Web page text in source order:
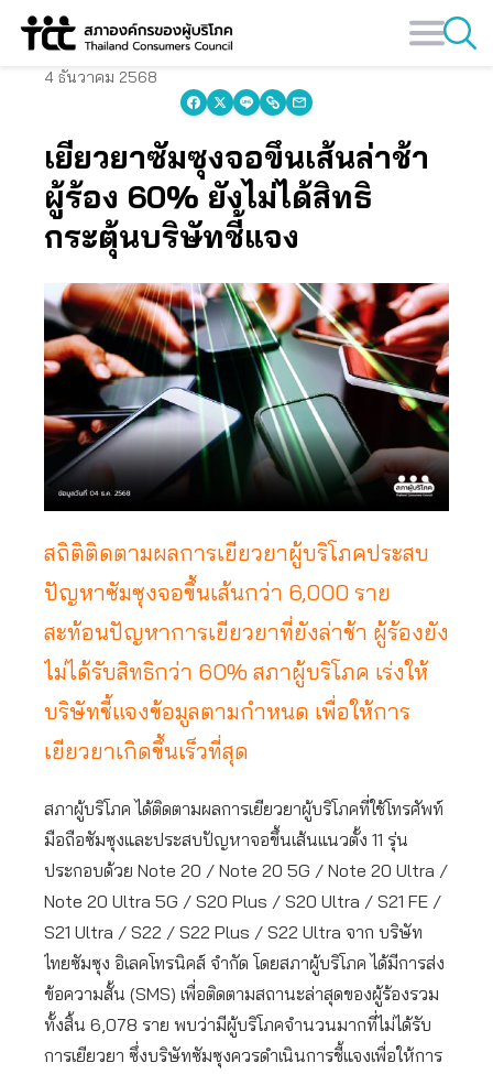
Skip
content
4 ธันวาคม 2568
เยียวยาซัมซุงจอขึ้นเส้นล่าช้า
ผู้ร้อง 60% ยังไม่ได้สิทธิ
กระตุ้นบริษัทชี้แจง
สถิติติดตามผลการเยียวยาผู้บริโภคประสบ
ปัญหาซัมซุงจอขึ้นเส้นกว่า 6,000 ราย
สะท้อนปัญหาการเยียวยาที่ยังล่าช้า ผู้ร้องยัง
ไม่ได้รับสิทธิกว่า 60% สภาผู้บริโภค เร่งให้
บริษัทชี้แจงข้อมูลตามกำหนด เพื่อให้การ
เยียวยาเกิดขึ้นเร็วที่สุด
สภาผู้บริโภค ได้ติดตามผลการเยียวยาผู้บริโภคที่ใช้โทรศัพท์
มือถือซัมซุงและประสบปัญหาจอขึ้นเส้นแนวตั้ง 11 รุ่น
ประกอบด้วย Note 20 / Note 20 5G / Note 20 Ultra /
Note 20 Ultra 5G / S20 Plus / S20 Ultra / S21 FE /
S21 Ultra / S22 / S22 Plus / S22 Ultra จาก บริษัท
ไทยซัมซุง อิเลคโทรนิคส์ จำกัด โดยสภาผู้บริโภค ได้มีการส่ง
ข้อความสั้น (SMS) เพื่อติดตามสถานะล่าสุดของผู้ร้องรวม
ทั้งสิ้น 6,078 ราย พบว่ามีผู้บริโภคจำนวนมากที่ไม่ได้รับ
การเยียวยา ซึ่งบริษัทซัมซุงควรดำเนินการชี้แจงเพื่อให้การ